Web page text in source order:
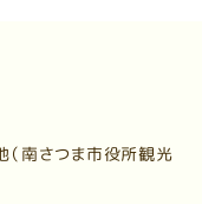
南さつま市役所観光